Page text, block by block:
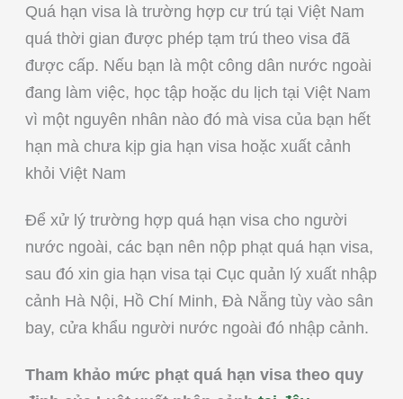
Quá hạn visa là trường hợp cư trú tại Việt Nam
quá thời gian được phép tạm trú theo visa đã
được cấp. Nếu bạn là một công dân nước ngoài
đang làm việc, học tập hoặc du lịch tại Việt Nam
vì một nguyên nhân nào đó mà visa của bạn hết
hạn mà chưa kịp gia hạn visa hoặc xuất cảnh
khỏi Việt Nam
Để xử lý trường hợp quá hạn visa cho người
nước ngoài, các bạn nên nộp phạt quá hạn visa,
sau đó xin gia hạn visa tại Cục quản lý xuất nhập
cảnh Hà Nội, Hồ Chí Minh, Đà Nẵng tùy vào sân
bay, cửa khẩu người nước ngoài đó nhập cảnh.
Tham khảo mức phạt quá hạn visa theo quy